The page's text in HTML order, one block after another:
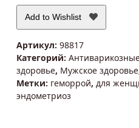
Add to Wishlist
Артикул: 98817
Категорий:
здоровье, Мужское здоровье
Метки: геморрой, для
эндометриоз